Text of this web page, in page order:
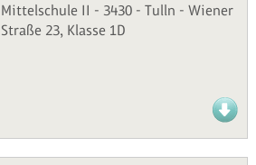
Mittelschule II - 3430 - Tulln - Wiener
Straße 23, Klasse 1D